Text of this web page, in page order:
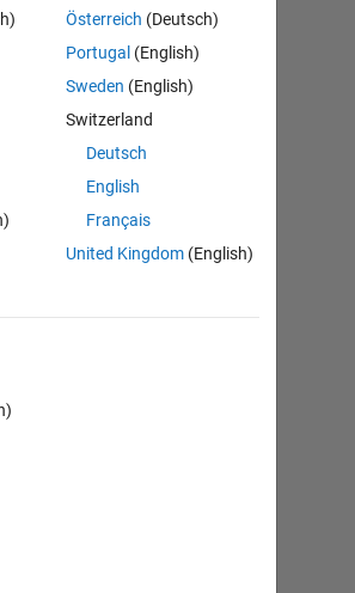
Österreich (Deutsch)
Portugal (English)
Sweden (English)
Switzerland
Deutsch
English
Français
United Kingdom(English)